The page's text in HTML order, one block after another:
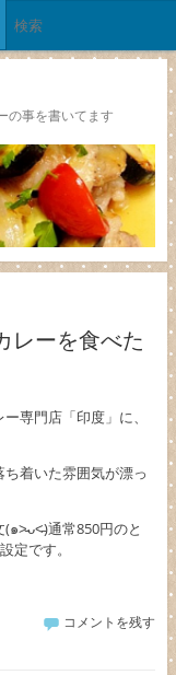
の事を書いてます
レーを食べた
専門店「印度」に、
着いた雰囲気が漂っ
๑˃̵ᴗ˂̵)通常850円のと
定です。
コメントを残す